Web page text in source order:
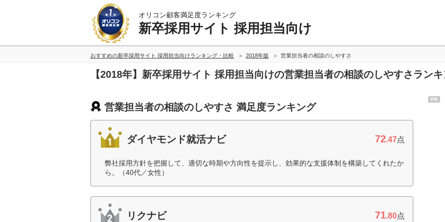
オリコン顧客満足度ランキング
新卒採用サイト 採用担当向け
おすすめの新卒採用サイト 採用担当向けランキング・比較 2018年版 営業担当者の相談のしやすさ
【2018年】新卒採用サイト 採用担当向けの営業担当者の相談のしやすさラン
営業担当者の相談のしやすさ 満足度ランキング
ダイヤモンド就活ナビ 72.47点
弊社採用方針を把握して、適切な時期や方向性を提示し、効果的な支援体制を構築してくれたか
ら。（40代／女性）
リクナビ 71.80点
PR